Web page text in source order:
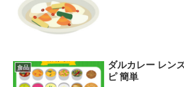
食品
ダルカレー レン
ピ 簡単